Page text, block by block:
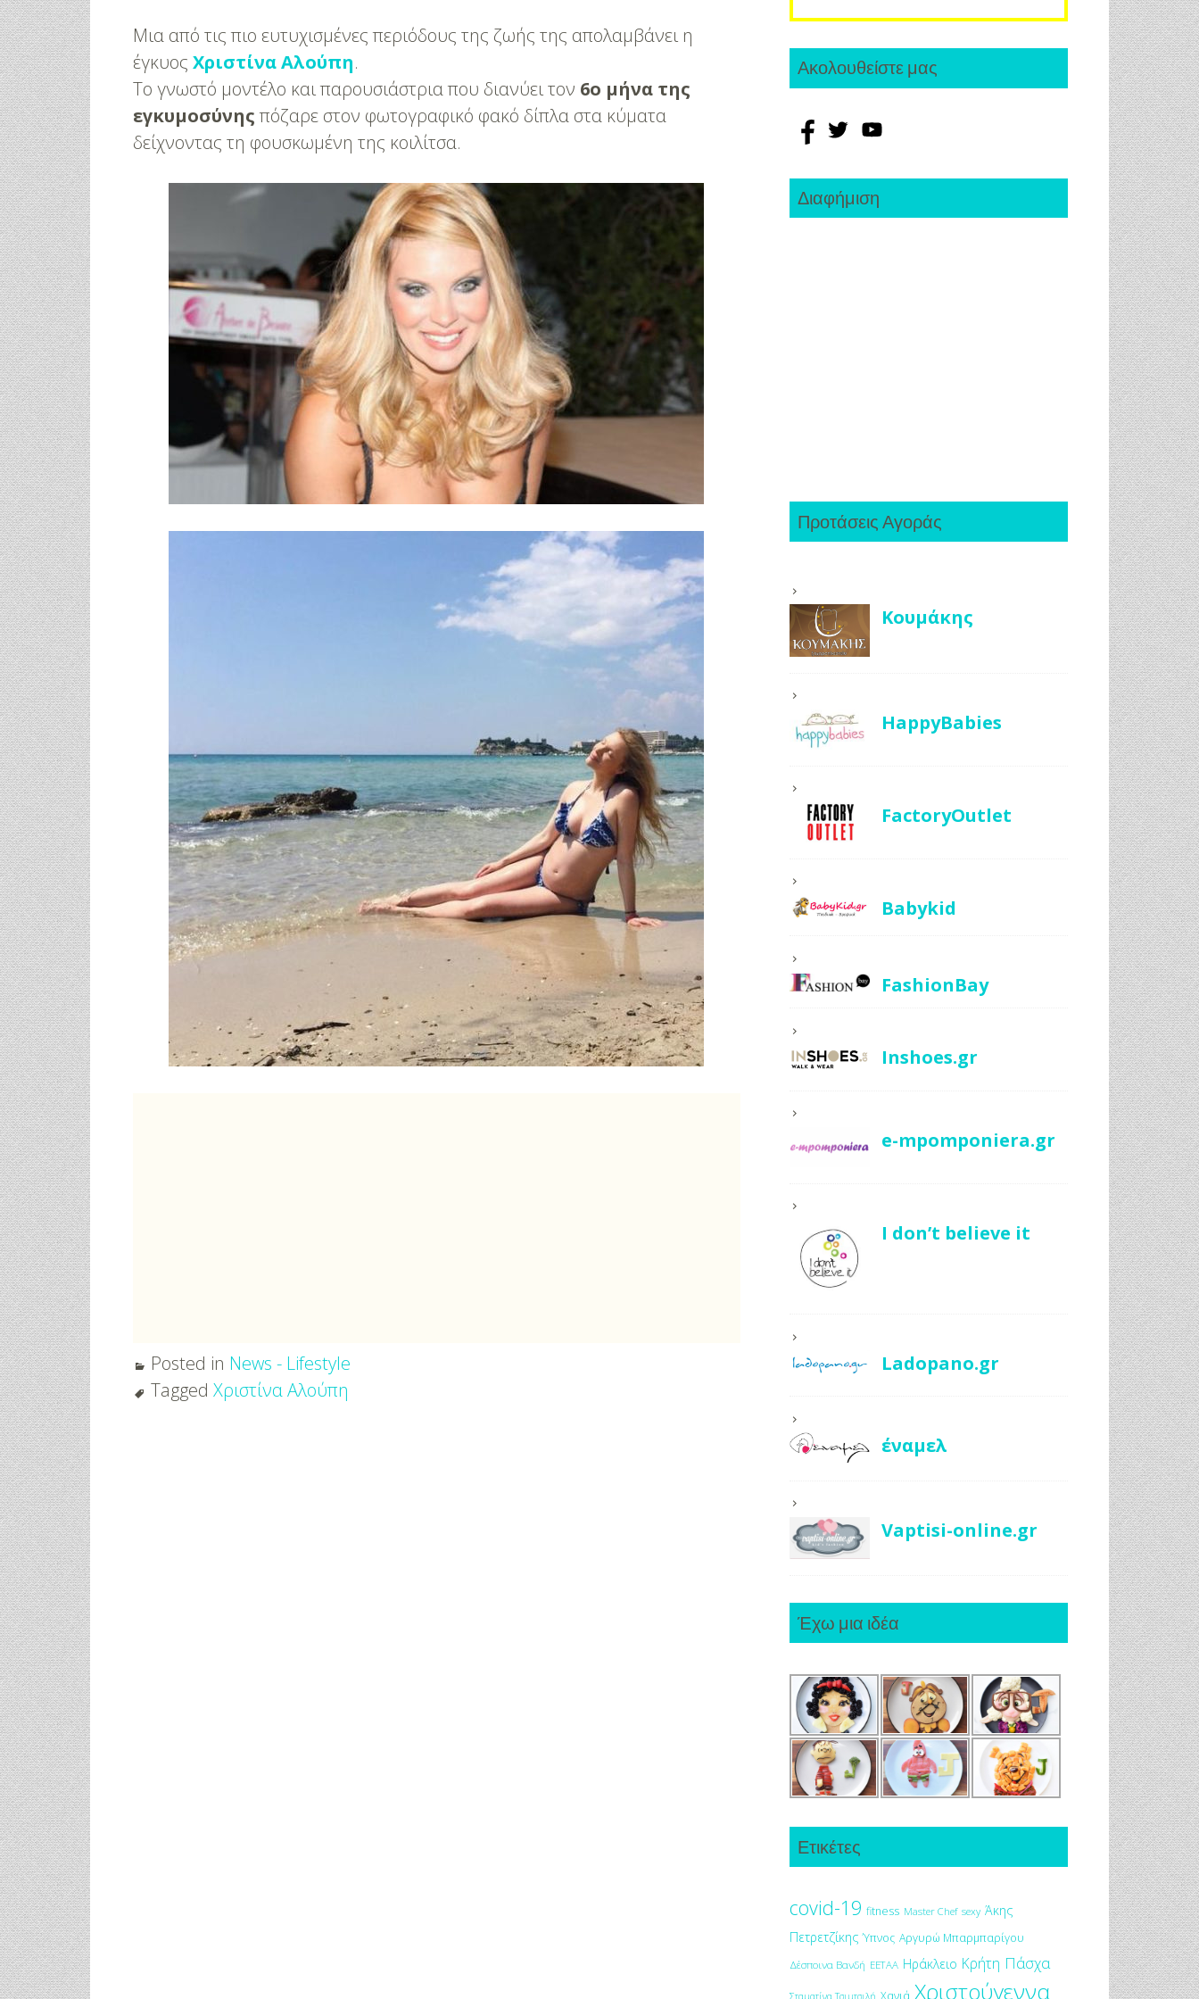
Μια από τις πιο ευτυχισμένες περιόδους της ζωής της απολαμβάνει η
έγκυοςΧριστίνα Αλούπη.
Το γνωστό μοντέλο και παρουσιάστρια που διανύει τον 6ο μήνα της
εγκυμοσύνηςπόζαρε στον φωτογραφικό φακό δίπλα στα κύματα
δείχνοντας τη φουσκωμένη της κοιλίτσα.
Posted in News - Lifestyle
TaggedΧριστίνα Αλούπη
Ακολουθείστε μας
Διαφήμιση
Προτάσεις Αγοράς
Κουμάκης
HappyBabies
FactoryOutlet
Babykid
FashionBay
Inshoes.gr
e-mpomponiera.gr
I don’t believe it
Ladopano.gr
έναμελ
Vaptisi-online.gr
Έχω μια ιδέα
Ετικέτες
covid-19 fitness Master Chef sexy Άκης
Πετρετζίκης Ύπνος Αργυρώ Μπαρμπαρίγου
Δέσποινα Βανδή ΕΕΤΑΑ Ηράκλειο Κρήτη Πάσχα
Σταματίνα Τσιμτσιλή Χανιά Χριστούγεννα